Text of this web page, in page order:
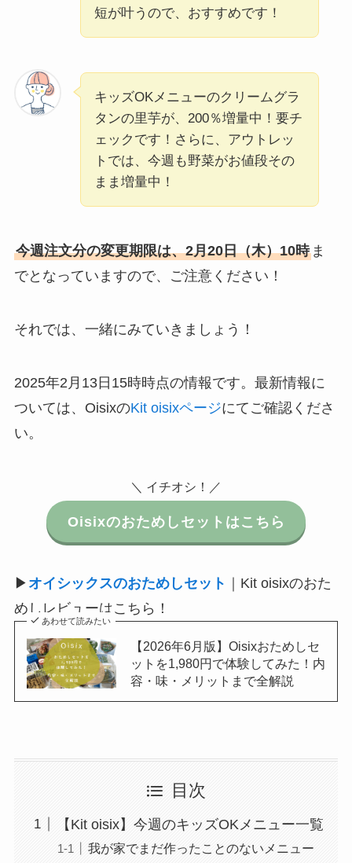
短が叶うので、おすすめです！
キッズOKメニューのクリームグラ
タンの里芋が、200％増量中！要チ
ェックです！さらに、アウトレッ
トでは、今週も野菜がお値段その
まま増量中！
今週注文分の変更期限は、2月20日（木）10時ま
でとなっていますので、ご注意ください！
それでは、一緒にみていきましょう！
2025年2月13日15時時点の情報です。最新情報に
ついては、OisixのKit oisixページにてご確認くださ
い。
＼ イチオシ！／
Oisixのおためしセットはこちら
▶ オイシックスのおためしセット
｜Kit oisixのおた
めしレビューはこちら！
あわせて読みたい
【2026年6月版】Oisixおためしセ
ットを1,980円で体験してみた！内
容・味・メリットまで全解説
目次
【Kit oisix】今週のキッズOKメニュー一覧
我が家でまだ作ったことのないメニュー